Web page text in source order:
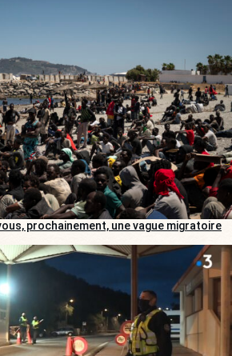
prochainement, une vague migratoire